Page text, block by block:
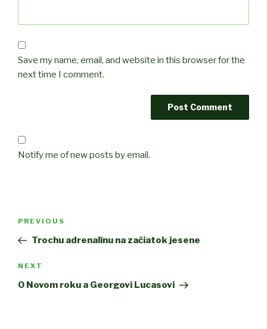
Save my name, email, and website in this browser for the
next time I comment.
Notify me of new posts by email.
Post
Previous
Post
PREVIOUS
Trochu adrenalínu na začiatok jesene
Next
Post
NEXT
O Novom roku a Georgovi Lucasovi